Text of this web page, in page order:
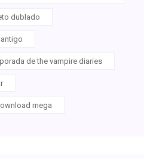
dublado
de the vampire diaries
mega